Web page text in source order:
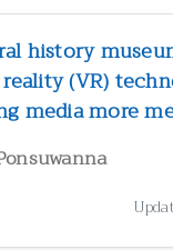
history
(VR)
media more
และอุตสาหกรรม
ภัณฑ์จากสัตว์
รมนุษย์
Blumea: Journal of Plant Taxonomy and Plant Geography